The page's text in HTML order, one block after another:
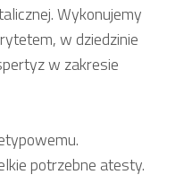
Wykonujemy
w dziedzinie
w zakresie
potrzebne atesty.